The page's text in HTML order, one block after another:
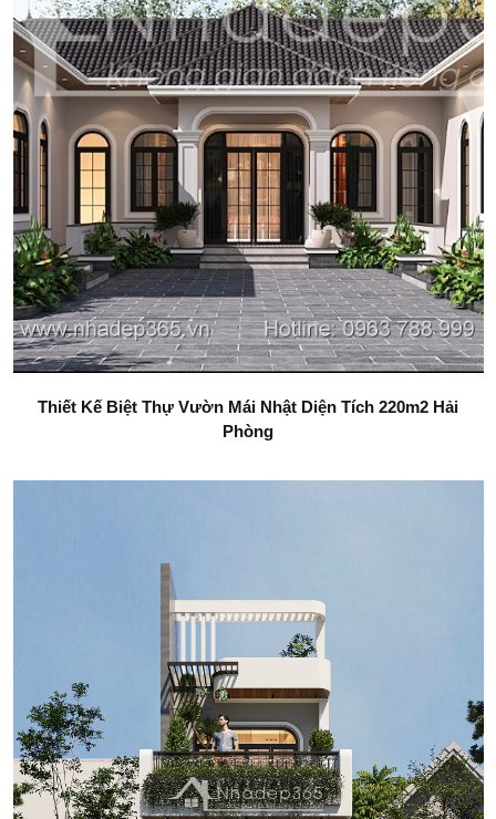
Thiết Kế Biệt Thự Vườn Mái Nhật Diện Tích 220m2 Hải
Phòng